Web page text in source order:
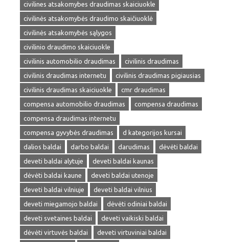
civilines atsakomybes draudimas skaiciuokle
civilinės atsakomybės draudimo skaičiuoklė
civilinės atsakomybės sąlygos
civilinio draudimo skaiciuokle
civilinis automobilio draudimas
civilinis draudimas
civilinis draudimas internetu
civilinis draudimas pigiausias
civilinis draudimas skaiciuokle
cmr draudimas
compensa automobilio draudimas
compensa draudimas
compensa draudimas internetu
compensa gyvybės draudimas
d kategorijos kursai
dalios baldai
darbo baldai darudimas
dėvėti baldai
deveti baldai alytuje
deveti baldai kaunas
dėvėti baldai kaune
deveti baldai utenoje
deveti baldai vilniuje
deveti baldai vilnius
deveti miegamojo baldai
dėvėti odiniai baldai
deveti svetaines baldai
deveti vaikiski baldai
dėvėti virtuvės baldai
deveti virtuviniai baldai